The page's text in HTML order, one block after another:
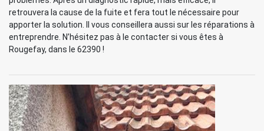
retrouvera la cause de la fuite et fera tout le nécessaire pour
apporter la solution. Il vous conseillera aussi sur les réparations à
entreprendre. N’hésitez pas à le contacter si vous êtes à
Rougefay, dans le 62390 !